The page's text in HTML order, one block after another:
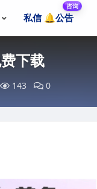
私信 🔔公告
咨询
下载
143 0